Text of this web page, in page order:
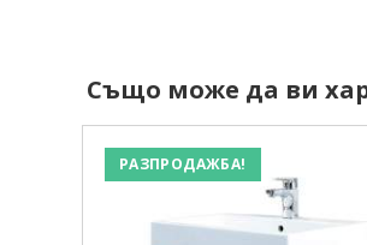
Също може да ви
РАЗПРОДАЖБА!